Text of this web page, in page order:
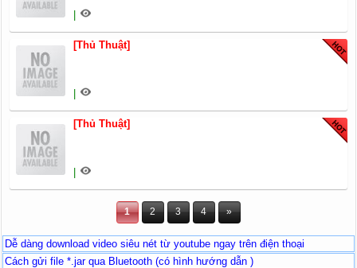
[Thủ Thuật]
[Thủ Thuật]
1 2 3 4 »
Dễ dàng download video siêu nét từ youtube ngay trên điện thoại
Cách gửi file *.jar qua Bluetooth (có hình hướng dẫn )